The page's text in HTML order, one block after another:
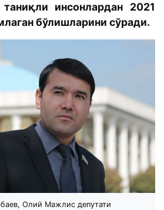
инсонлардан 2021
бўлишларини сўради.
Олий Мажлис депутати